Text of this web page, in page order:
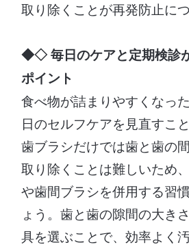
取り除くことが再発防止に
◆◇ 毎日のケアと定期検診
ポイント
食べ物が詰まりやすくなっ
日のセルフケアを見直すこ
歯ブラシだけでは歯と歯の
取り除くことは難しいため
や歯間ブラシを併用する習
ょう。歯と歯の隙間の大き
具を選ぶことで、効率よく